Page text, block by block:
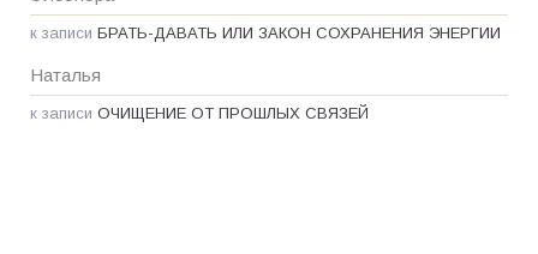
к записи БРАТЬ-ДАВАТЬ ИЛИ ЗАКОН СОХРАНЕНИЯ ЭНЕРГИИ
Наталья
к записи ОЧИЩЕНИЕ ОТ ПРОШЛЫХ СВЯЗЕЙ